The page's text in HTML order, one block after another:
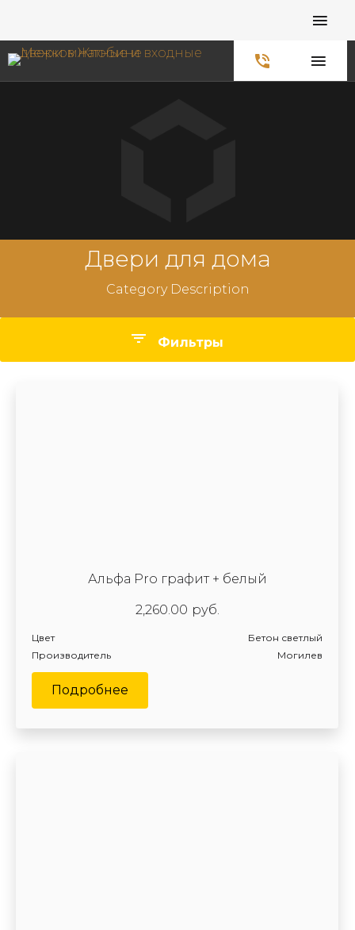
Главная Каталог Входные Двери
Двери для дома
Category Description
Фильтры
Альфа Pro графит + белый
руб.
2,260.00
Цвет
Бетон светлый
Производитель
Могилев
Подробнее